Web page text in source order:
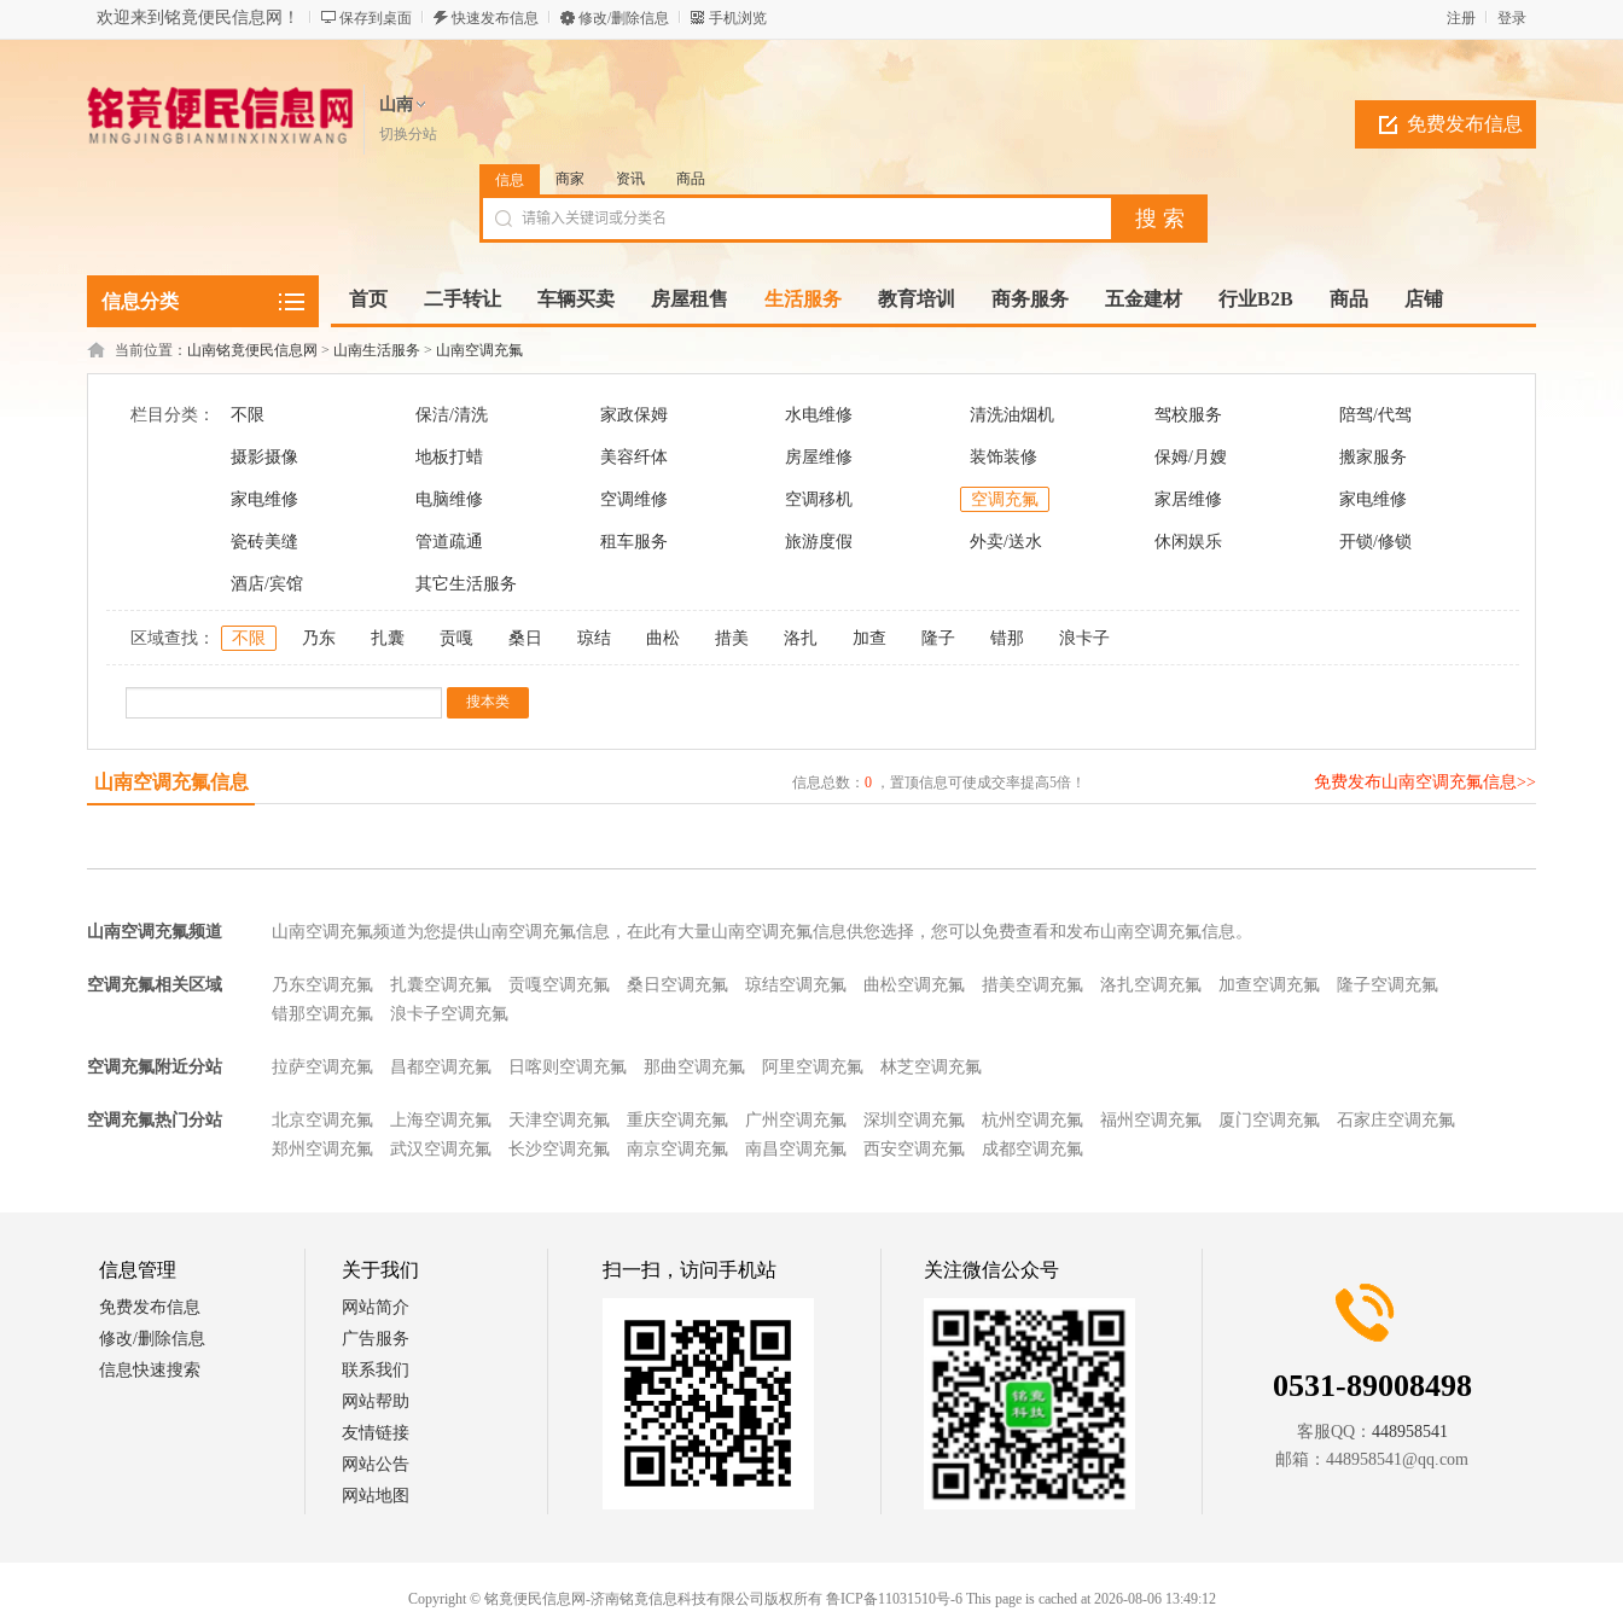
欢迎来到铭竟便民信息网！ 保存到桌面 快速发布信息 修改/删除信息 手机浏览 登录
注册
山南
切换分站 免费发布信息
信息 商家 资讯 商品
信息分类 首页 二手转让 车辆买卖 房屋租售 生活服务 教育培训 商务服务 五金建材 行业B2B 商品 店铺
当前位置： 山南铭竟便民信息网 > 山南生活服务 > 山南空调充氟
栏目分类： 不限 保洁/清洗 家政保姆 水电维修 清洗油烟机 驾校服务 陪驾/代驾
摄影摄像 地板打蜡 美容纤体 房屋维修 装饰装修 保姆/月嫂 搬家服务
家电维修 电脑维修 空调维修 空调移机 空调充氟 家居维修 家电维修
瓷砖美缝 管道疏通 租车服务 旅游度假 外卖/送水 休闲娱乐 开锁/修锁
酒店/宾馆 其它生活服务
区域查找： 不限 乃东 扎囊 贡嘎 桑日 琼结 曲松 措美 洛扎 加查 隆子 错那 浪卡子
山南空调充氟信息 信息总数： 0，置顶信息可使成交率提高5倍！ 免费发布山南空调充氟信息>>
山南空调充氟频道 山南空调充氟频道为您提供山南空调充氟信息，在此有大量山南空调充氟信息供您选择，您可以免费查看和发布山南空调充氟信息。
空调充氟相关区域 乃东空调充氟 扎囊空调充氟 贡嘎空调充氟 桑日空调充氟 琼结空调充氟 曲松空调充氟 措美空调充氟 洛扎空调充氟 加查空调充氟
隆子空调充氟
错那空调充氟
浪卡子空调充氟
空调充氟附近分站 拉萨空调充氟 昌都空调充氟 日喀则空调充氟 那曲空调充氟 阿里空调充氟 林芝空调充氟
空调充氟热门分站 北京空调充氟 上海空调充氟 天津空调充氟 重庆空调充氟 广州空调充氟 深圳空调充氟 杭州空调充氟 福州空调充氟 厦门空调充氟
石家庄空调充氟
郑州空调充氟
武汉空调充氟 长沙空调充氟 南京空调充氟 南昌空调充氟 西安空调充氟 成都空调充氟
信息管理
免费发布信息
修改/删除信息
信息快速搜索
关于我们
网站简介
广告服务
联系我们
网站帮助
友情链接
网站公告
网站地图
扫一扫，访问手机站 关注微信公众号
0531-89008498
客服QQ： 448958541
邮箱： 448958541@qq.com
Copyright © 铭竟便民信息网-济南铭竟信息科技有限公司版权所有 鲁ICP备11031510号-6 This page is cached at 2026-08-06 13:49:12